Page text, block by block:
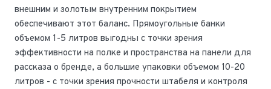
внешним и золотым внутренним покрытием
обеспечивают этот баланс. Прямоугольные банки
объемом 1-5 литров выгодны с точки зрения
эффективности на полке и пространства на панели для
рассказа о бренде, а большие упаковки объемом 10-20
литров - с точки зрения прочности штабеля и контроля